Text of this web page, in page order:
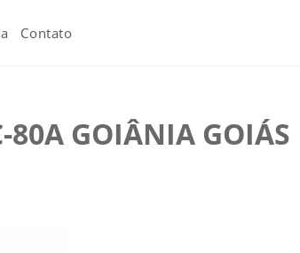
Contato
80A GOIÂNIA GOIÁS